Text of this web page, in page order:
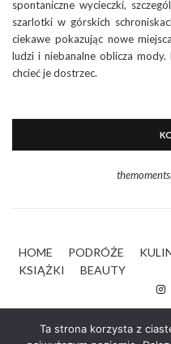
spontaniczne wycieczki,
szarlotki w górskich
ciekawe pokazując nowe
ludzi i niebanalne oblicza
chcieć je dostrzec.
HOME PODRÓŻE
KSIĄŻKI
BEAUTY
Ta strona korzysta z